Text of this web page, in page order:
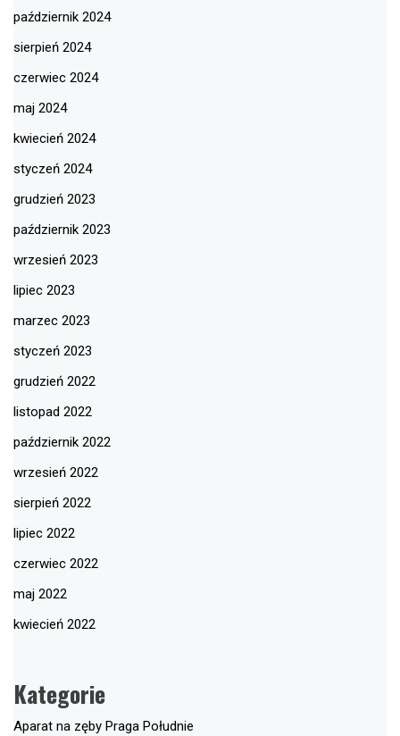
październik 2024
sierpień 2024
czerwiec 2024
maj 2024
kwiecień 2024
styczeń 2024
grudzień 2023
październik 2023
wrzesień 2023
lipiec 2023
marzec 2023
styczeń 2023
grudzień 2022
listopad 2022
październik 2022
wrzesień 2022
sierpień 2022
lipiec 2022
czerwiec 2022
maj 2022
kwiecień 2022
Kategorie
Aparat na zęby Praga Południe